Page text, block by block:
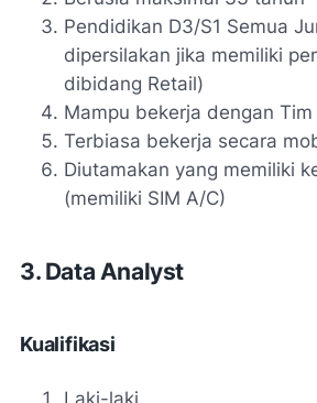
Pendidikan D3/S1 Semua
dipersilakan jika memiliki
dibidang Retail)
Mampu bekerja dengan
Terbiasa bekerja secara
Diutamakan yang memiliki
(memiliki SIM A/C)
3. Data Analyst
Kualifikasi
Laki-laki